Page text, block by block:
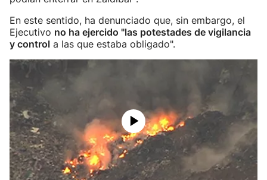
En este sentido, ha denunciado que, sin embargo, el
Ejecutivo no ha ejercido "las potestades de vigilancia
y control a las que estaba obligado".